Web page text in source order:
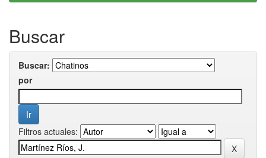
Buscar
Buscar:
por
Filtros actuales: